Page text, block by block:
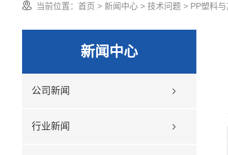
当前位置： 首页 > 新闻中心 > 技术问题 > PP塑料与
新闻中心
公司新闻
行业新闻